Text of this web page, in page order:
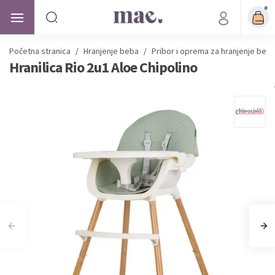
0
Početna stranica / Hranjenje beba / Pribor i oprema za hranjenje beba
Hranilica Rio 2u1 Aloe Chipolino